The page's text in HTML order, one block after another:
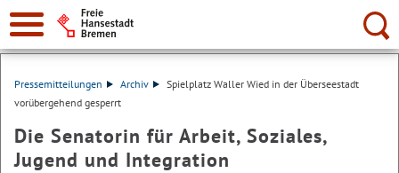
Suche:
Pressemitteilungen Archiv
Spielplatz Waller Wied in der Überseestadt
vorübergehend gesperrt
Die Senatorin für Arbeit, Soziales,
Jugend und Integration